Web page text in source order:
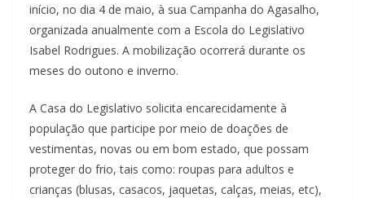
início, no dia 4 de maio, à sua Campanha do Agasalho,
organizada anualmente com a Escola do Legislativo
Isabel Rodrigues. A mobilização ocorrerá durante os
meses do outono e inverno.
A Casa do Legislativo solicita encarecidamente à
população que participe por meio de doações de
vestimentas, novas ou em bom estado, que possam
proteger do frio, tais como: roupas para adultos e
crianças (blusas, casacos, jaquetas, calças, meias, etc),